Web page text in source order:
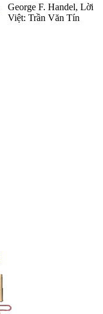
George F. Handel, Lời
Việt: Trần Văn Tín